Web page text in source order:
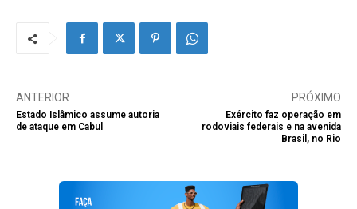
ANTERIOR
Estado Islâmico assume autoria
de ataque em Cabul
PRÓXIMO
Exército faz operação em
rodoviais federais e na avenida
Brasil, no Rio